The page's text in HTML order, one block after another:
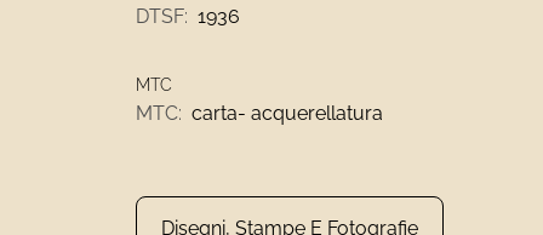
DTSF: 1936
MTC
MTC: carta- acquerellatura
Disegni, Stampe E Fotografie